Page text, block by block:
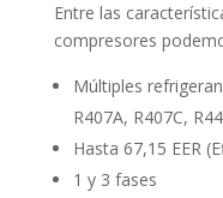
Entre las
compresores
Múltiples
R407A, R407C,
Hasta 67,15 EER
1 y 3 fases